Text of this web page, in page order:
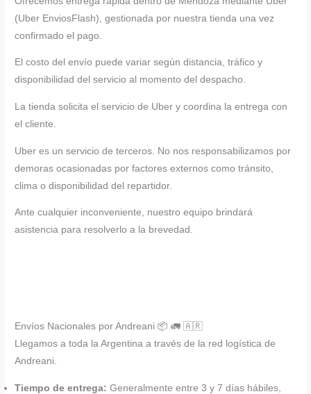
(Uber EnviosFlash), gestionada por nuestra tienda una vez
confirmado el pago.
El costo del envío puede variar según distancia, tráfico y
disponibilidad del servicio al momento del despacho.
La tienda solicita el servicio de Uber y coordina la entrega con
el cliente.
Uber es un servicio de terceros. No nos responsabilizamos por
demoras ocasionadas por factores externos como tránsito,
clima o disponibilidad del repartidor.
Ante cualquier inconveniente, nuestro equipo brindará
asistencia para resolverlo a la brevedad.
Envíos Nacionales por Andreani 📦 🚛 🇦🇷
Llegamos a toda la Argentina a través de la red logística de
Andreani.
Tiempo de entrega: Generalmente entre 3 y 7 días hábiles,